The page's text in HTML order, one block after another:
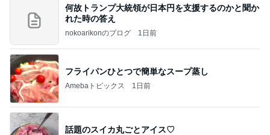
何故トランプ大統領が日本円を支援するのかと聞か
れた時の答え
nokoarikonのブログ 1日前
フライパンひとつで簡単なスープ蒸し
Amebaトピックス 1日前
話題のスイカ丸ごとアイス♡